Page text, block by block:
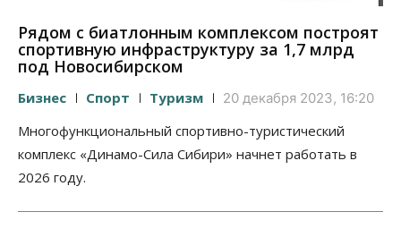
Рядом с биатлонным комплексом построят
спортивную инфраструктуру за 1,7 млрд
под Новосибирском
Бизнес Спорт Туризм 20 декабря 2023, 16:20
Многофункциональный спортивно-туристический
комплекс «Динамо-Сила Сибири» начнет работать в
2026 году.